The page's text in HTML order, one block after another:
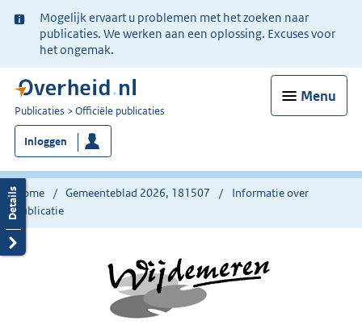
Ter
informatie:
Mogelijk ervaart u problemen met het zoeken naar
publicaties. We werken aan een oplossing. Excuses voor
het ongemak.
Menu
U
bent
nu
hier:
Publicaties Officiële publicaties
Inloggen
Home Gemeenteblad 2026, 181507
Informatie over
publicatie